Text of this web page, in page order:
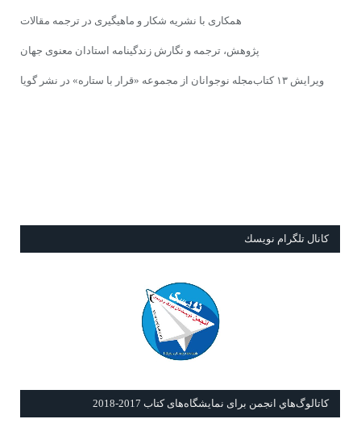
همکاری با نشریه شکار و ماهیگیری در ترجمه مقالات
پژوهش، ترجمه و نگارش زندگینامه استادان معنوی جهان
ویرایش ۱۳ کتاب‌مجله نوجوانان از مجموعه «قرار با ستاره» در نشر گویا
كانال تلگرام نويسك
كاتالوگ‌هاي انجمن برای نمايشگاه‌های كتاب 2017-2018